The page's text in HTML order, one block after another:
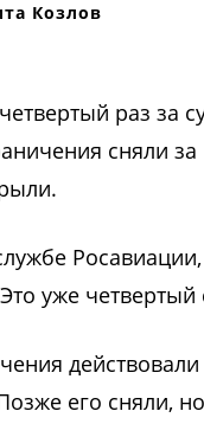
Козлов
раз за
сняли за
уже
его сняли,